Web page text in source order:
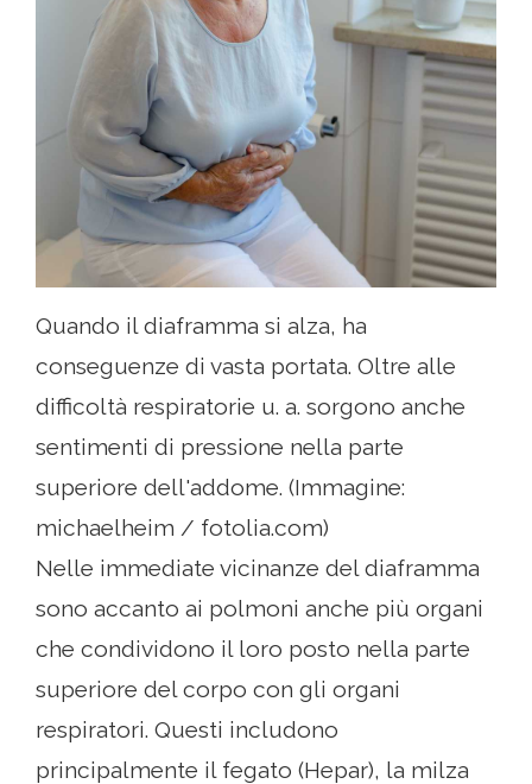
Quando il diaframma si alza, ha
conseguenze di vasta portata. Oltre alle
difficoltà respiratorie u. a. sorgono anche
sentimenti di pressione nella parte
superiore dell'addome. (Immagine:
michaelheim / fotolia.com)
Nelle immediate vicinanze del diaframma
sono accanto ai polmoni anche più organi
che condividono il loro posto nella parte
superiore del corpo con gli organi
respiratori. Questi includono
principalmente il fegato (Hepar), la milza